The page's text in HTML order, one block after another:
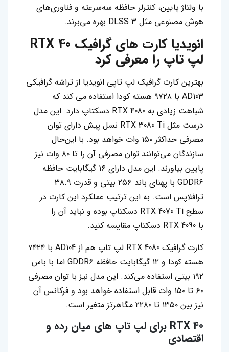
با ولتاژ پایین، کنترلر حافظه سه‌سرعته و فناوری‌های
هوش مصنوعی مثل DLSS 3 بهره می‌برند.
انویدیا کارت‌ های گرافیک RTX 40
لپ تاپ را معرفی کرد
بهترین کارت گرافیک لپ تاپی انویدیا از تراشه گرافیکی
AD103 با ۹۷۲۸ هسته کودا استفاده می کند که
شباهت زیادی به RTX 4080 دسکتاپ دارد. این مدل
درست مثل RTX 3080 Ti نسل پیش دارای توان
مصرفی حداکثر ۱۵۰ وات خواهد بود. با این‌حال
سازندگان می‌توانند توان مصرفی آن را تا ۸۰ وات نیز
پایین بیاورند. این مدل دارای ۱۶ گیگابایت حافظه
GDDR6 با پهنای باند ۲۵۶ بیتی و قدرت ۳۸.۹
ترافلاپس است. به این ترتیب عملکرد این کارت در
سطح RTX 4070 Ti دسکتاپ بوده و نباید آن را
با RTX 4090 دسکتاپ مقایسه کنید.
کارت گرافیک RTX 4080 لپ تاپ هم از AD104 با ۷۴۲۴
هسته کودا و ۱۲ گیگابایت حافظه GDDR6 اما با باس
۱۹۲ بیتی استفاده می‌کند. این مدل نیز با توان مصرفی
۶۰ تا ۱۵۰ وات قابل استفاده خواهد بود و فرکانس آن
نیز بین ۱۳۵۰ تا ۲۲۸۰ مگاهرتز متغیر است.
RTX 40 برای لپ تاپ‌ های میان‌ رده و
اقتصادی